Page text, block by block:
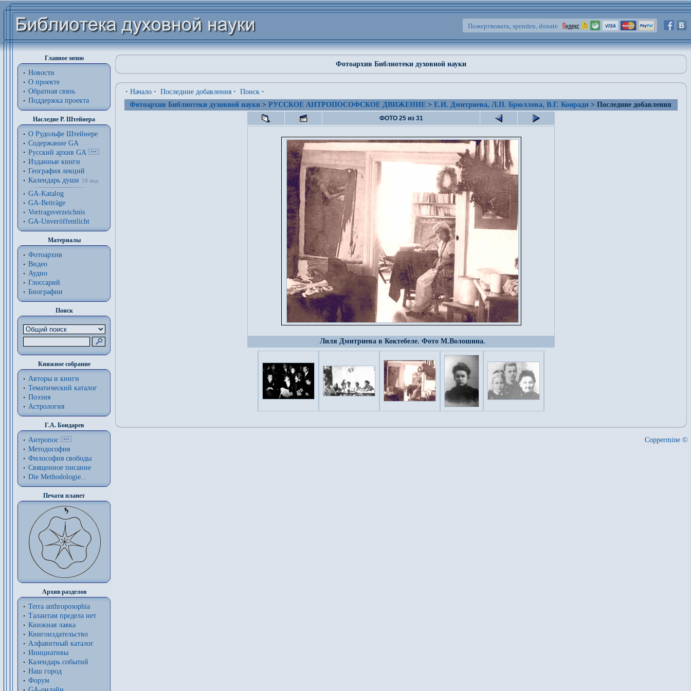
Пожертвовать, spenden, donate
Главное меню
Новости
О проекте
Обратная связь
Поддержка проекта
Наследие Р. Штейнера
О Рудольфе Штейнере
Содержание GA
Русский архив GA
Изданные книги
География лекций
Календарь души
18 нед.
GA-Katalog
GA-Beiträge
Vortragsverzeichnis
GA-Unveröffentlicht
Материалы
Фотоархив
Видео
Аудио
Глоссарий
Биографии
Поиск
Книжное собрание
Авторы и книги
Тематический каталог
Поэзия
Астрология
Г.А. Бондарев
Антропос
Методософия
Философия cвободы
Священное писание
Die Methodologie...
Печати планет
Архив разделов
Terra anthroposophia
Талантам предела нет
Книжная лавка
Книгоиздательство
Алфавитный каталог
Инициативы
Календарь событий
Наш город
Форум
Фотоархив Библиотеки духовной науки
· Начало · Последние добавления · Поиск ·
Фотоархив Библиотеки духовной науки > РУССКОЕ АНТРОПОСОФСКОЕ ДВИЖЕНИЕ > Е.И. Дмитриева, Л.П. Брюллова, В.Г. Конради > Последние добавления
ФОТО 25 из 31
Лиля Дмитриева в Коктебеле. Фото М.Волошина.
Coppermine ©